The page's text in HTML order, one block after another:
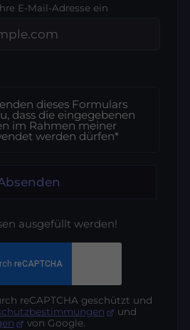
E-Mail-Adresse ein
dieses Formulars
dass die eingegebenen
im Rahmen meiner
werden dürfen*
ausgefüllt werden!
reCAPTCHA geschützt und
und
von Google.